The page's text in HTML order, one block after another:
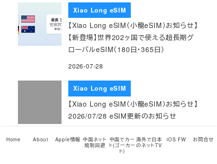
Xiao Long eSIM
【Xiao Long eSIM（小龍eSIM）お知らせ】
【新登場】世界202ヶ国で使える超長期グ
ローバルeSIM（180日・365日）
2026-07-28
Xiao Long eSIM
【Xiao Long eSIM（小龍eSIM）お知らせ】
2026/07/28 eSIM更新のお知らせ
Xiao Long eSIM
Home About Apple情報 中国ネット
規制回避
中国でカー
ト(ゴーカー
ト)
海外で日本
のネットTV
iOS FW お問合せ